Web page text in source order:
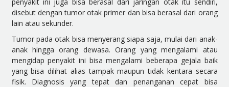
disebut dengan tumor otak primer dan bisa berasal dari orang
lain atau sekunder.
Tumor pada otak bisa menyerang siapa saja, mulai dari anak-
anak hingga orang dewasa. Orang yang mengalami atau
mengidap penyakit ini bisa mengalami beberapa gejala baik
yang bisa dilihat alias tampak maupun tidak kentara secara
fisik. Diagnosis yang tepat dan penanganan cepat bisa